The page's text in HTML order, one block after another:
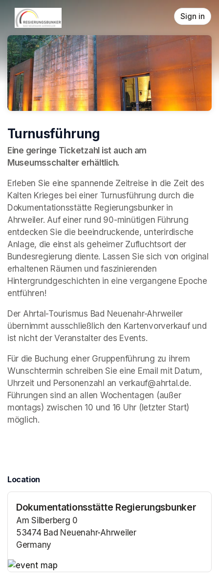
Skip header
Sign in
Turnusführung
Eine geringe Ticketzahl ist auch am
Museumsschalter erhältlich.
Erleben Sie eine spannende Zeitreise in die Zeit des
Kalten Krieges bei einer Turnusführung durch die
Dokumentationsstätte Regierungsbunker in
Ahrweiler. Auf einer rund 90-minütigen Führung
entdecken Sie die beeindruckende, unterirdische
Anlage, die einst als geheimer Zufluchtsort der
Bundesregierung diente. Lassen Sie sich von original
erhaltenen Räumen und faszinierenden
Hintergrundgeschichten in eine vergangene Epoche
entführen!
Der Ahrtal-Tourismus Bad Neuenahr-Ahrweiler
übernimmt ausschließlich den Kartenvorverkauf und
ist nicht der Veranstalter des Events.
Für die Buchung einer Gruppenführung zu ihrem
Wunschtermin schreiben Sie eine Email mit Datum,
Uhrzeit und Personenzahl an verkauf@ahrtal.de.
Führungen sind an allen Wochentagen (außer
montags) zwischen 10 und 16 Uhr (letzter Start)
möglich.
Location
Dokumentationsstätte Regierungsbunker
Am Silberberg 0
53474 Bad Neuenahr-Ahrweiler
Germany